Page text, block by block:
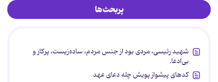
پربحث‌ها
شهید رئیسی، مردی بود از جنس مردم، ساده‌زیست، پرکار و
بی‌ادعا.
کدهای پیشواز پویش چله دعای عهد